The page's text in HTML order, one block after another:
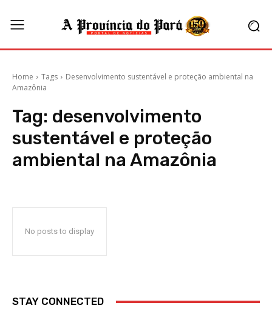
Home Tags
Desenvolvimento sustentável e proteção ambiental na
Amazônia
Tag: desenvolvimento
sustentável e proteção
ambiental na Amazônia
No posts to display
STAY CONNECTED